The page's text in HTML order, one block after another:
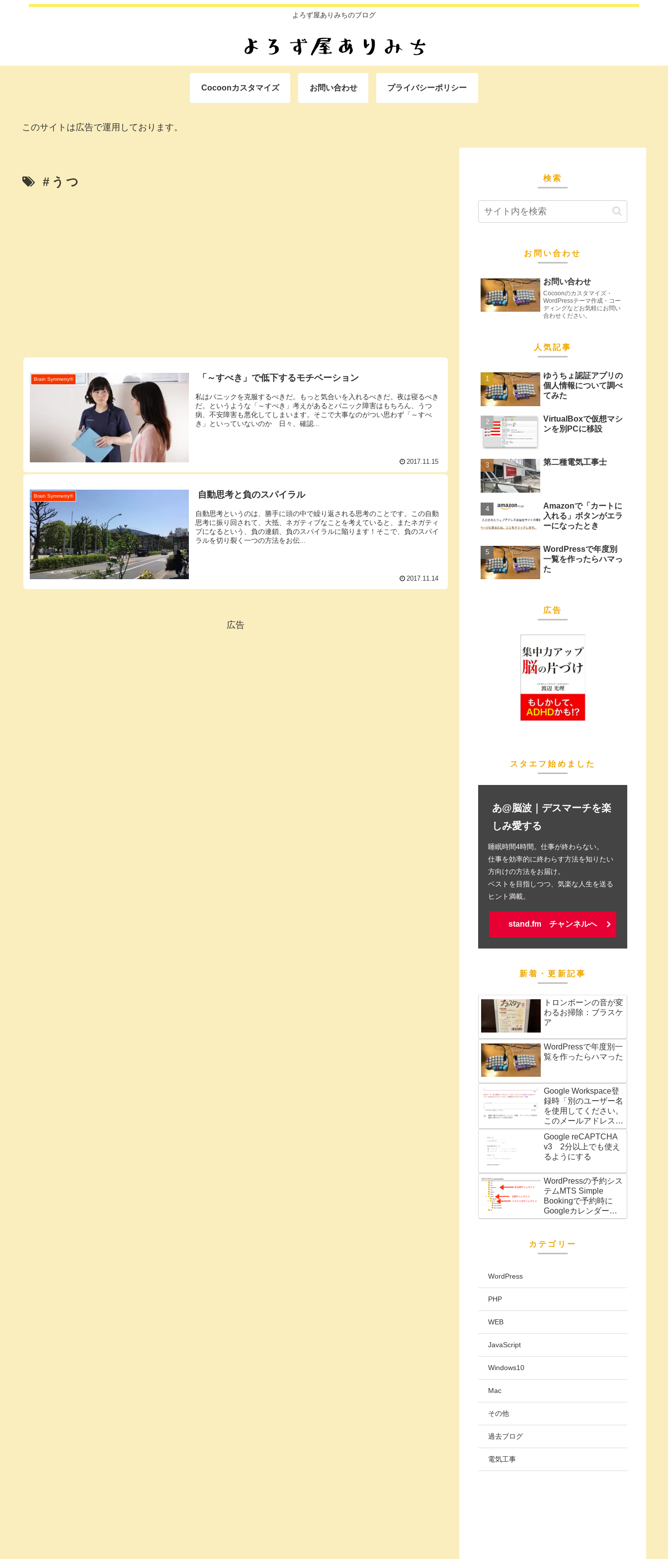
よろず屋ありみちのブログ
Cocoonカスタマイズ お問い合わせ プライバシーポリシー
このサイトは広告で運用しております。
#うつ
Brain Symmetry®️ 「～すべき」で低下するモチベーション
私はパニックを克服するべきだ。もっと気合いを入れるべきだ。夜は寝るべき
だ。というような「～すべき」考えがあるとパニック障害はもちろん、うつ
病、不安障害も悪化してしまいます。そこで大事なのがつい思わず「～すべ
き」といっていないのか 日々、確認...
2017.11.15
Brain Symmetry®️ 自動思考と負のスパイラル
自動思考というのは、勝手に頭の中で繰り返される思考のことです。この自動
思考に振り回されて、大抵、ネガティブなことを考えていると、またネガティ
ブになるという、負の連鎖、負のスパイラルに陥ります！そこで、負のスパイ
ラルを切り裂く一つの方法をお伝...
2017.11.14
広告
検索
お問い合わせ
お問い合わせ
Cocoonのカスタマイズ・
WordPressテーマ作成・コー
ディングなどお気軽にお問い
合わせください。
人気記事
ゆうちょ認証アプリの
個人情報について調べ
てみた
VirtualBoxで仮想マシ
ンを別PCに移設
第二種電気工事士
Amazonで「カートに
入れる」ボタンがエラ
ーになったとき
WordPressで年度別
一覧を作ったらハマっ
た
広告
スタエフ始めました
あ@脳波｜デスマーチを楽
しみ愛する
睡眠時間4時間。仕事が終わらない。
仕事を効率的に終わらす方法を知りたい
方向けの方法をお届け。
ベストを目指しつつ、気楽な人生を送る
ヒント満載。
stand.fm チャンネルへ
新着・更新記事
トロンボーンの音が変
わるお掃除：ブラスケ
ア
WordPressで年度別一
覧を作ったらハマった
Google Workspace登
録時「別のユーザー名
を使用してください。
このメールアドレスは
別の Google サービス
（AdWords アカウン
トなど）に関連付けら
れています」の対処法
Google reCAPTCHA
v3 2分以上でも使え
るようにする
WordPressの予約シス
テムMTS Simple
Bookingで予約時に
Googleカレンダーに
予定を自動で追加
カテゴリー
WordPress
PHP
WEB
JavaScript
Windows10
Mac
その他
過去ブログ
電気工事